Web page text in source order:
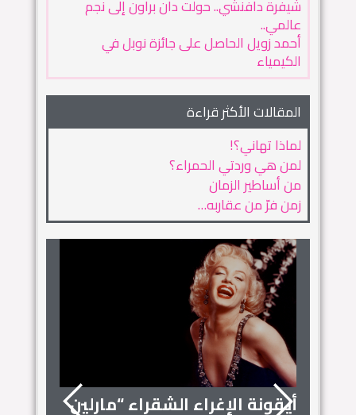
شيفرة دافنشي.. حولت دان براون إلى نجم
عالمي..
أحمد زويل الحاصل على جائزة نوبل في
الكيمياء
المقالات الأكثر قراءة
لماذا تهاني؟!
لمن هي وردتي الحمراء؟
من أساطير الزمان
زمن فرّ من عقاربه…
أيقونة الإغراء الشقراء “مارلين